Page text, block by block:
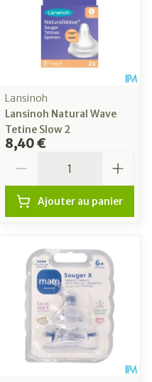
Lansinoh
Lansinoh Natural Wave
Tetine Slow 2
8,40 €
Ajouter au panier